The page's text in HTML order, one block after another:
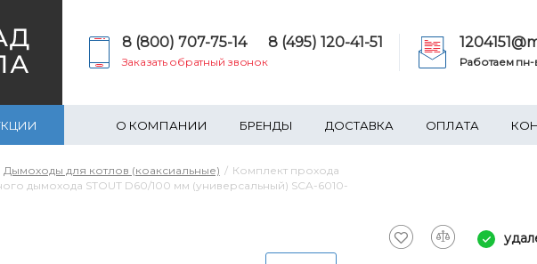
8 (800) 707-75-14 8 (495) 120-41-51
Заказать обратный звонок Работаем пн-
О КОМПАНИИ БРЕНДЫ ДОСТАВКА ОПЛАТА
Дымоходы для котлов (коаксиальные)
Комплект прохода
дымохода STOUT D60/100 мм (универсальный) SCA-6010-